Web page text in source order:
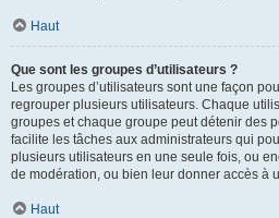
Haut
Que sont les groupes d’utilisateurs ?
Les groupes d’utilisateurs sont une façon
regrouper plusieurs utilisateurs. Chaque
groupes et chaque groupe peut détenir des
facilite les tâches aux administrateurs qui
plusieurs utilisateurs en une seule fois, ou
de modération, ou bien leur donner accès à
Haut